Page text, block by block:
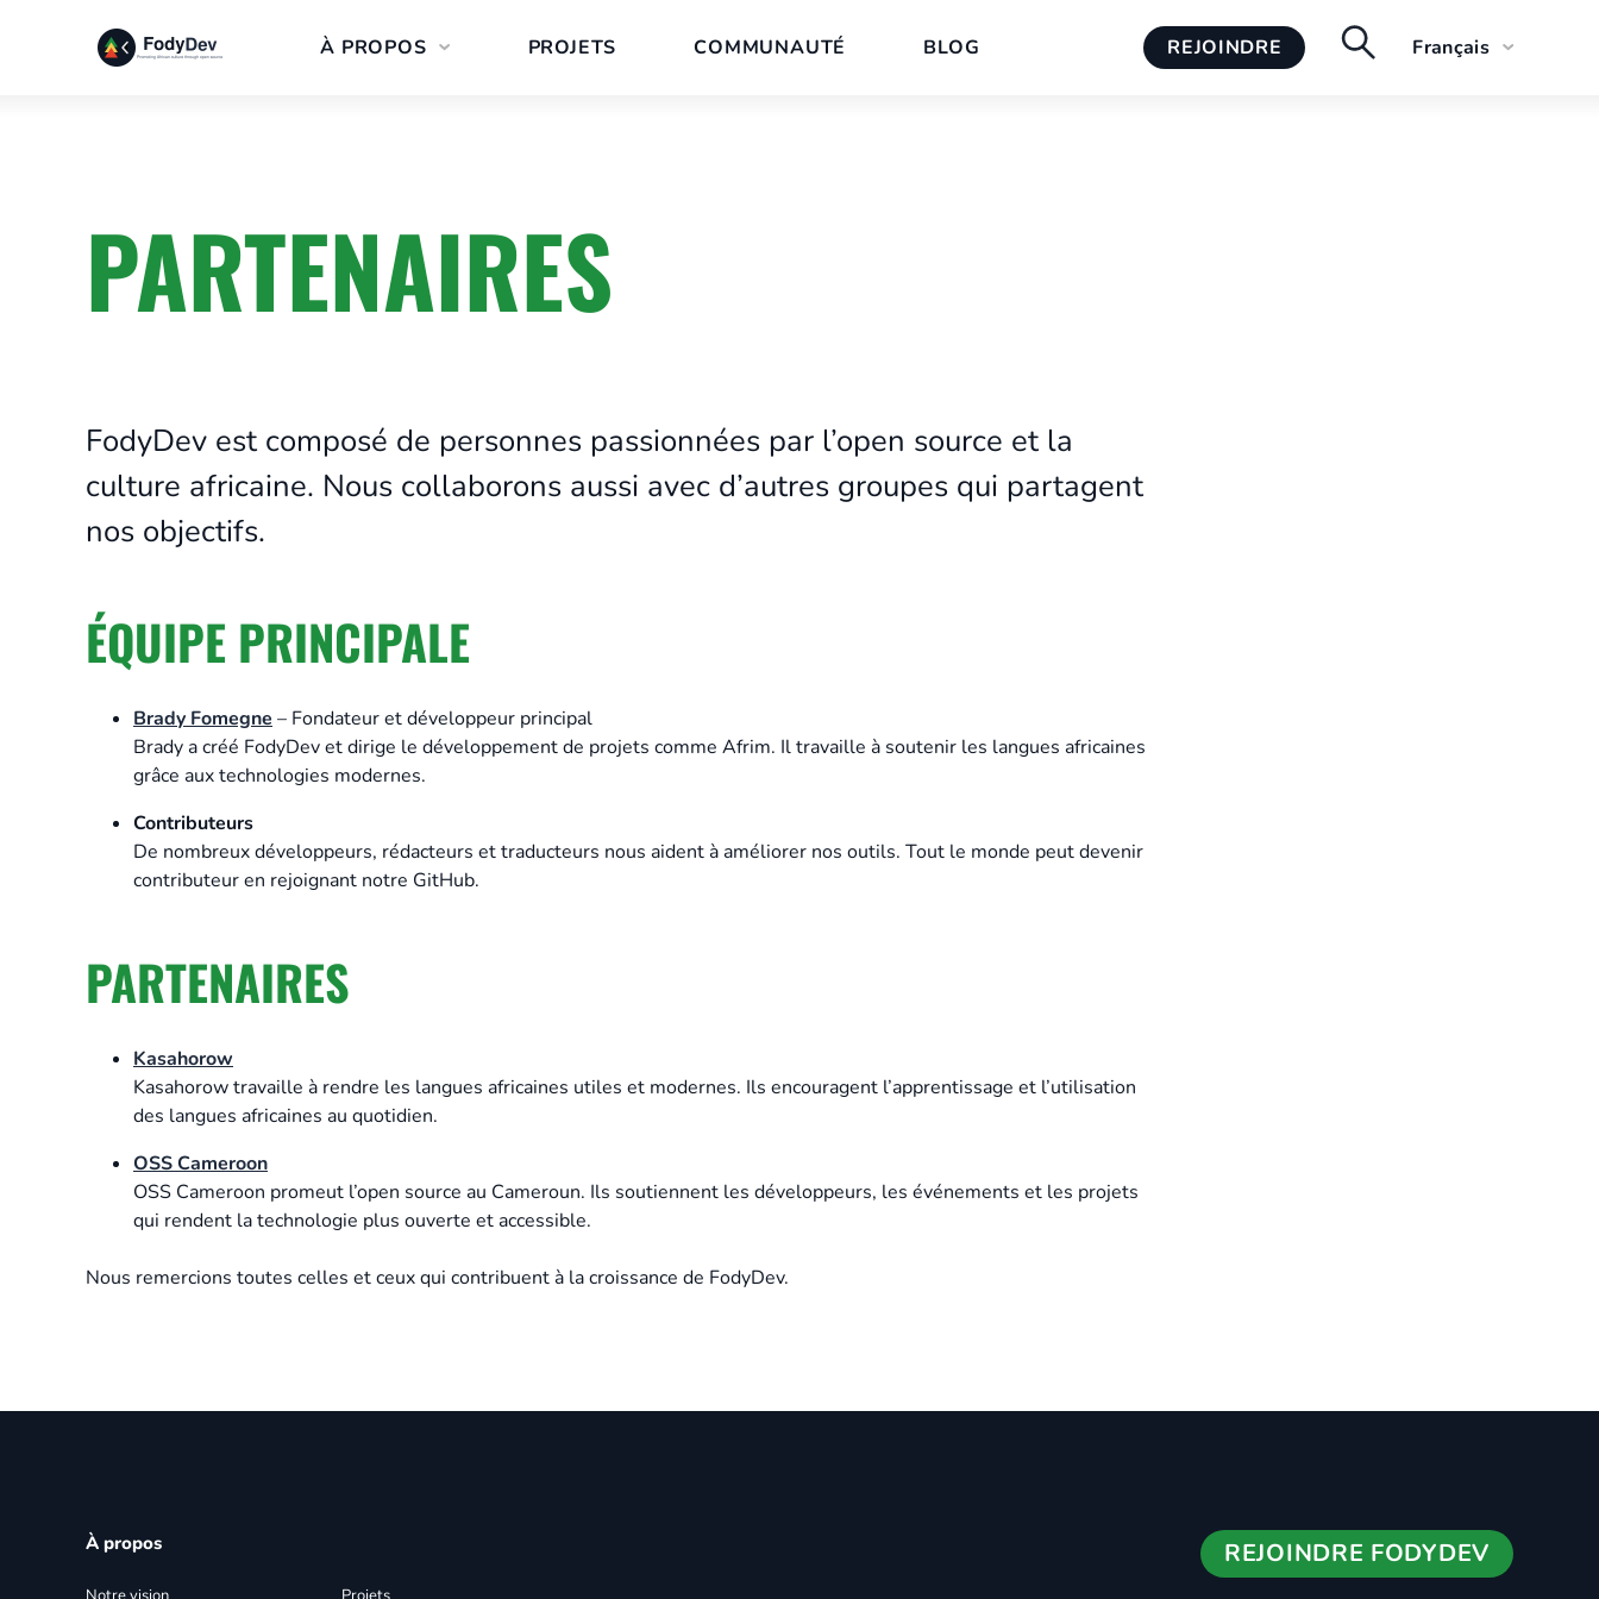
À PROPOS PROJETS COMMUNAUTÉ BLOG REJOINDRE Français
PARTENAIRES
FodyDev est composé de personnes passionnées par l’open source et la
culture africaine. Nous collaborons aussi avec d’autres groupes qui partagent
nos objectifs.
ÉQUIPE PRINCIPALE
Brady Fomegne – Fondateur et développeur principal
Brady a créé FodyDev et dirige le développement de projets comme Afrim. Il travaille à soutenir les langues africaines
grâce aux technologies modernes.
Contributeurs
De nombreux développeurs, rédacteurs et traducteurs nous aident à améliorer nos outils. Tout le monde peut devenir
contributeur en rejoignant notre GitHub.
PARTENAIRES
Kasahorow
Kasahorow travaille à rendre les langues africaines utiles et modernes. Ils encouragent l’apprentissage et l’utilisation
des langues africaines au quotidien.
OSS Cameroon
OSS Cameroon promeut l’open source au Cameroun. Ils soutiennent les développeurs, les événements et les projets
qui rendent la technologie plus ouverte et accessible.
Nous remercions toutes celles et ceux qui contribuent à la croissance de FodyDev.
À propos REJOINDRE FODYDEV